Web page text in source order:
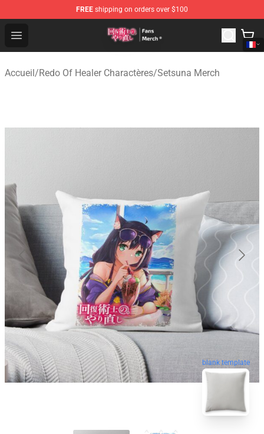
FREE shipping on orders over $100
Open menu
Redo Of Healer Store - Official Redo Of Healer
Accueil/Redo Of Healer Charactères/Setsuna Merch
blank template